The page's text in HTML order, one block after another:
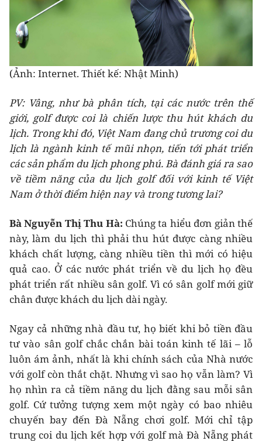
(Ảnh: Internet. Thiết kế: Nhật Minh)
PV: Vâng, như bà phân tích, tại các nước trên thế
giới, golf được coi là chiến lược thu hút khách du
lịch. Trong khi đó, Việt Nam đang chủ trương coi du
lịch là ngành kinh tế mũi nhọn, tiến tới phát triển
các sản phẩm du lịch phong phú. Bà đánh giá ra sao
về tiềm năng của du lịch golf đối với kinh tế Việt
Nam ở thời điểm hiện nay và trong tương lai?
Bà Nguyễn Thị Thu Hà: Chúng ta hiểu đơn giản thế
này, làm du lịch thì phải thu hút được càng nhiều
khách chất lượng, càng nhiều tiền thì mới có hiệu
quả cao. Ở các nước phát triển về du lịch họ đều
phát triển rất nhiều sân golf. Vì có sân golf mới giữ
chân được khách du lịch dài ngày.
Ngay cả những nhà đầu tư, họ biết khi bỏ tiền đầu
tư vào sân golf chắc chắn bài toán kinh tế lãi – lỗ
luôn ám ảnh, nhất là khi chính sách của Nhà nước
với golf còn thắt chặt. Nhưng vì sao họ vẫn làm? Vì
họ nhìn ra cả tiềm năng du lịch đằng sau mỗi sân
golf. Cứ tưởng tượng xem một ngày có bao nhiêu
chuyến bay đến Đà Nẵng chơi golf. Mới chỉ tập
trung coi du lịch kết hợp với golf mà Đà Nẵng phát